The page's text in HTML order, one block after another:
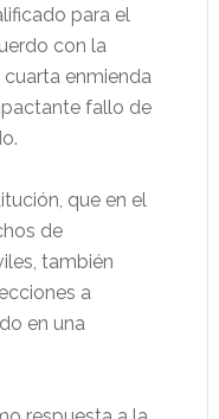
para el
con la
enmienda
fallo de
que en el
de
también
a
en una